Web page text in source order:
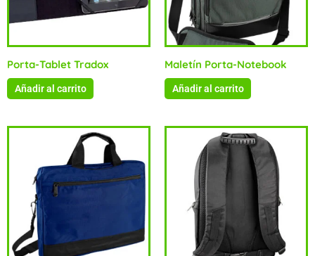
Porta-Tablet Tradox
Añadir al carrito
Maletín Porta-Notebook
Añadir al carrito